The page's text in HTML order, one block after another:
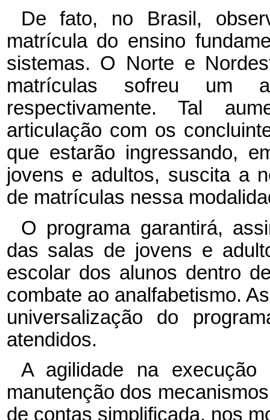
De fato, no Brasil,
matrícula do ensino
sistemas. O Norte e
matrículas sofreu um
respectivamente. Tal
articulação com os
que estarão ingressando,
jovens e adultos, suscita a
de matrículas nessa
O programa garantirá,
das salas de jovens e
escolar dos alunos dentro
combate ao analfabetismo.
universalização do
atendidos.
A agilidade na execução
manutenção dos
de contas simplificada, nos